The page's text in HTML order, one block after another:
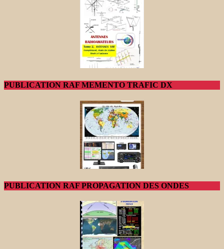
PUBLICATION RAF MEMENTO TRAFIC DX
PUBLICATION RAF PROPAGATION DES ONDES